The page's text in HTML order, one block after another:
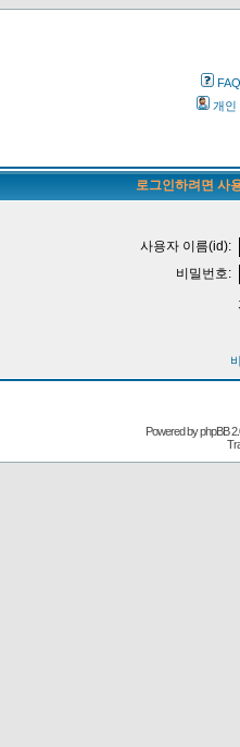
FAQ
개인
로그인하려면 사
사용자 이름(id):
비밀번호:
Powered byphpBB